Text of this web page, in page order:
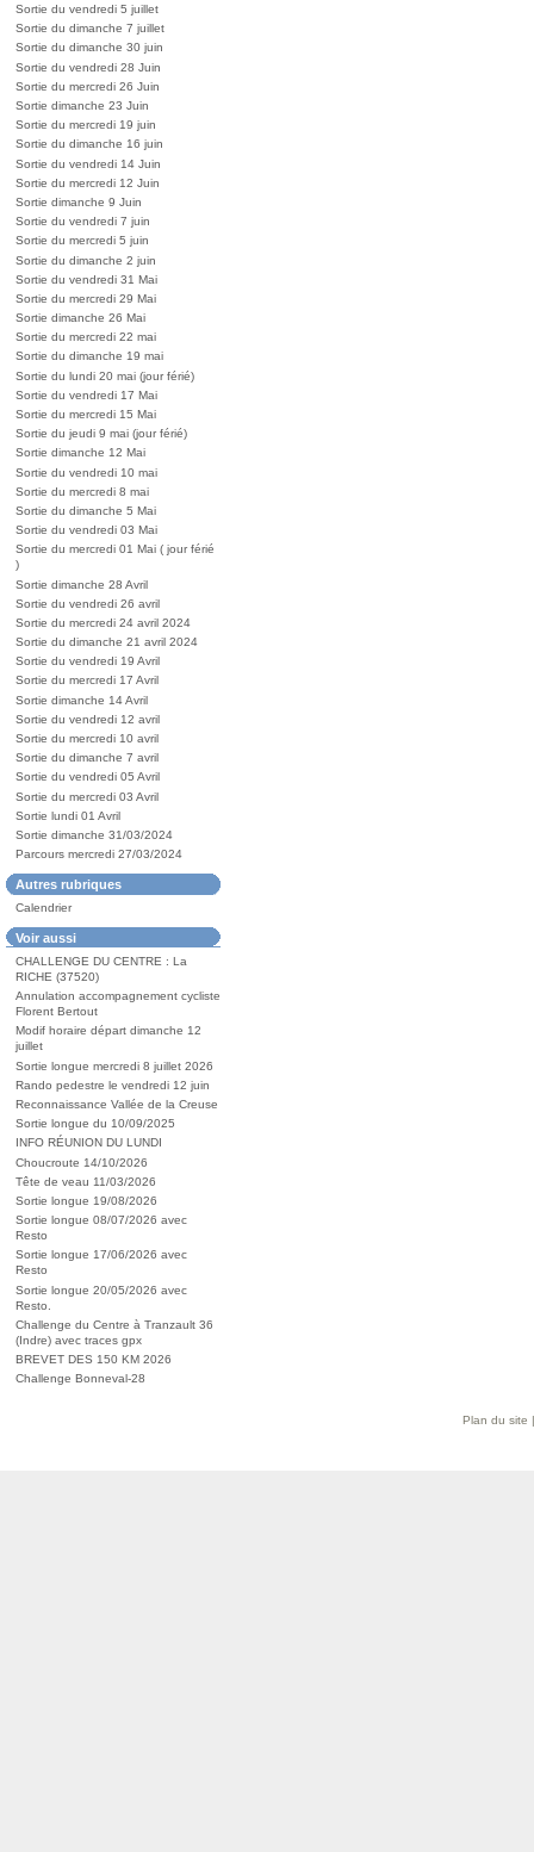
Sortie du vendredi 5 juillet
Sortie du dimanche 7 juillet
Sortie du dimanche 30 juin
Sortie du vendredi 28 Juin
Sortie du mercredi 26 Juin
Sortie dimanche 23 Juin
Sortie du mercredi 19 juin
Sortie du dimanche 16 juin
Sortie du vendredi 14 Juin
Sortie du mercredi 12 Juin
Sortie dimanche 9 Juin
Sortie du vendredi 7 juin
Sortie du mercredi 5 juin
Sortie du dimanche 2 juin
Sortie du vendredi 31 Mai
Sortie du mercredi 29 Mai
Sortie dimanche 26 Mai
Sortie du mercredi 22 mai
Sortie du dimanche 19 mai
Sortie du lundi 20 mai (jour férié)
Sortie du vendredi 17 Mai
Sortie du mercredi 15 Mai
Sortie du jeudi 9 mai (jour férié)
Sortie dimanche 12 Mai
Sortie du vendredi 10 mai
Sortie du mercredi 8 mai
Sortie du dimanche 5 Mai
Sortie du vendredi 03 Mai
Sortie du mercredi 01 Mai ( jour férié
)
Sortie dimanche 28 Avril
Sortie du vendredi 26 avril
Sortie du mercredi 24 avril 2024
Sortie du dimanche 21 avril 2024
Sortie du vendredi 19 Avril
Sortie du mercredi 17 Avril
Sortie dimanche 14 Avril
Sortie du vendredi 12 avril
Sortie du mercredi 10 avril
Sortie du dimanche 7 avril
Sortie du vendredi 05 Avril
Sortie du mercredi 03 Avril
Sortie lundi 01 Avril
Sortie dimanche 31/03/2024
Parcours mercredi 27/03/2024
Autres rubriques
Calendrier
Voir aussi
CHALLENGE DU CENTRE : La
RICHE (37520)
Annulation accompagnement cycliste
Florent Bertout
Modif horaire départ dimanche 12
juillet
Sortie longue mercredi 8 juillet 2026
Rando pedestre le vendredi 12 juin
Reconnaissance Vallée de la Creuse
Sortie longue du 10/09/2025
INFO RÉUNION DU LUNDI
Choucroute 14/10/2026
Tête de veau 11/03/2026
Sortie longue 19/08/2026
Sortie longue 08/07/2026 avec
Resto
Sortie longue 17/06/2026 avec
Resto
Sortie longue 20/05/2026 avec
Resto.
Challenge du Centre à Tranzault 36
(Indre) avec traces gpx
BREVET DES 150 KM 2026
Challenge Bonneval-28
Plan du site